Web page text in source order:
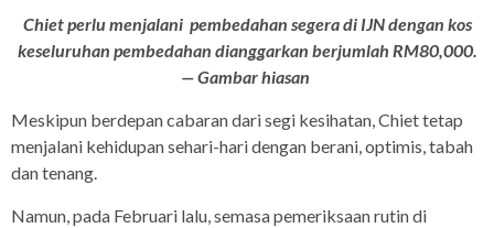
Chiet perlu menjalani pembedahan segera di IJN dengan kos
keseluruhan pembedahan dianggarkan berjumlah RM80,000.
— Gambar hiasan
Meskipun berdepan cabaran dari segi kesihatan, Chiet tetap
menjalani kehidupan sehari-hari dengan berani, optimis, tabah
dan tenang.
Namun, pada Februari lalu, semasa pemeriksaan rutin di